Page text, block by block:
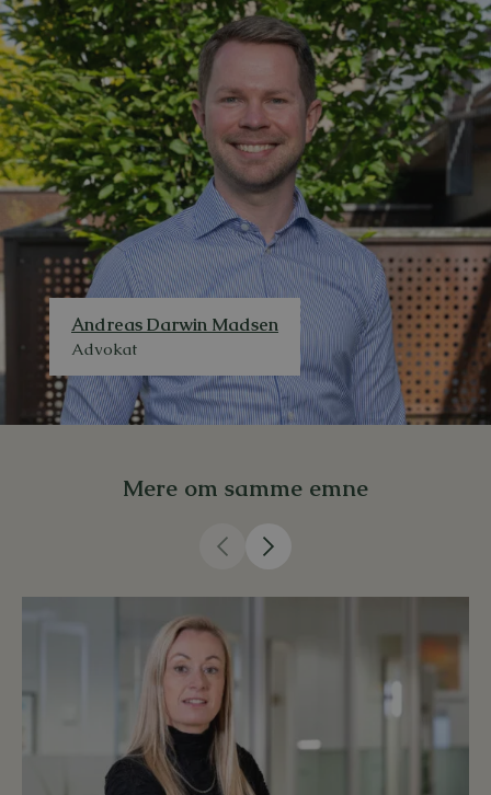
m
e
r
Andreas Darwin Madsen
Advokat
Mere om samme emne